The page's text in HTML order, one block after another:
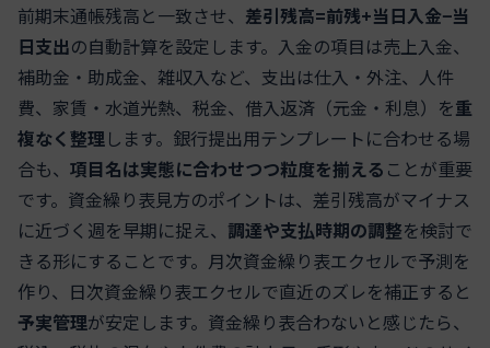
前期末通帳残高と一致させ、 差引残高=前残+当日入金−当
日支出の自動計算を設定します。入金の項目は売上入金、
補助金・助成金、雑収入など、支出は仕入・外注、人件
費、家賃・水道光熱、税金、借入返済（元金・利息）を重
複なく整理します。銀行提出用テンプレートに合わせる場
合も、 項目名は実態に合わせつつ粒度を揃える ことが重要
です。資金繰り表見方のポイントは、差引残高がマイナス
に近づく週を早期に捉え、 調達や支払時期の調整を検討で
きる形にすることです。月次資金繰り表エクセルで予測を
作り、日次資金繰り表エクセルで直近のズレを補正すると
予実管理が安定します。資金繰り表合わないと感じたら、